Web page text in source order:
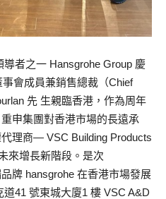
者之一 Hansgrohe Group 慶
會成員兼銷售總裁（Chief
先 生親臨香港，作為周年
申集團對香港市場的長遠承
理商— VSC Building Products
來增長新階段。是次
牌 hansgrohe 在香港市場發展
41 號東城大廈1 樓 VSC A&D